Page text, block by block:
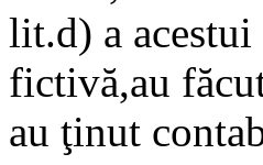
lit.d) a
fictivă,au
au ţinut